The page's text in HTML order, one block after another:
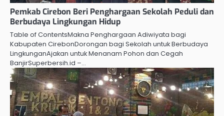
Pemkab Cirebon Beri Penghargaan Sekolah Peduli dan
Berbudaya Lingkungan Hidup
Table of ContentsMakna Penghargaan Adiwiyata bagi
Kabupaten CirebonDorongan bagi Sekolah untuk Berbudaya
LingkunganAjakan untuk Menanam Pohon dan Cegah
BanjirSuperbersih.id –…